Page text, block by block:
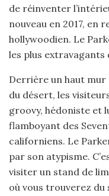
de réinventer
nouveau en 2017,
hollywoodien. Le
les plus extravagants
Derrière un haut
du désert, les
groovy, hédoniste et
flamboyant des
californiens. Le
par son atypisme.
visiter un stand de
où vous trouverez du